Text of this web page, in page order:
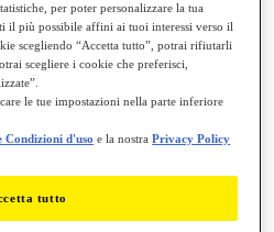
KIT
per poter personalizzare la tua
il più possibile affini ai tuoi interessi verso il
scegliendo “Accetta tutto”, potrai rifiutarli
scegliere i cookie che preferisci,
le tue impostazioni nella parte inferiore
Condizioni d'uso e la nostraPrivacy Policy
tutto